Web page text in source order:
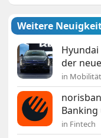
Weitere
der
in Mobilität
Banking
in Fintech